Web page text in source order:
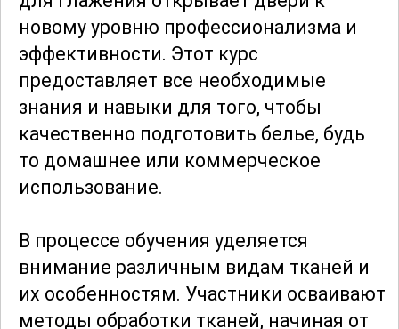
новому уровню профессионализма и
эффективности. Этот курс
предоставляет все необходимые
знания и навыки для того, чтобы
качественно подготовить белье, будь
то домашнее или коммерческое
использование.
В процессе обучения уделяется
внимание различным видам тканей и
их особенностям. Участники осваивают
методы обработки тканей, начиная от